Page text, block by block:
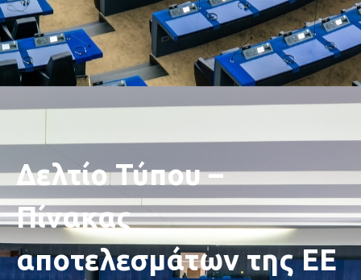
Δελτίο Τύπου –
Πίνακας
αποτελεσμάτων της ΕΕ